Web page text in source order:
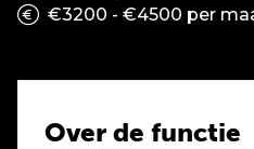
€3200 - €4500 per
Over de functie